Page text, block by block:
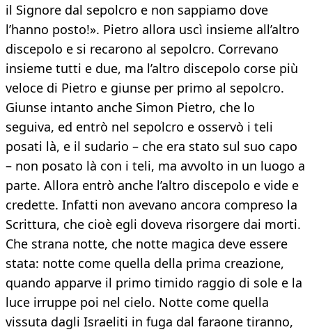
il Signore dal sepolcro e non sappiamo dove
l’hanno posto!». Pietro allora uscì insieme all’altro
discepolo e si recarono al sepolcro. Correvano
insieme tutti e due, ma l’altro discepolo corse più
veloce di Pietro e giunse per primo al sepolcro.
Giunse intanto anche Simon Pietro, che lo
seguiva, ed entrò nel sepolcro e osservò i teli
posati là, e il sudario – che era stato sul suo capo
– non posato là con i teli, ma avvolto in un luogo a
parte. Allora entrò anche l’altro discepolo e vide e
credette. Infatti non avevano ancora compreso la
Scrittura, che cioè egli doveva risorgere dai morti.
Che strana notte, che notte magica deve essere
stata: notte come quella della prima creazione,
quando apparve il primo timido raggio di sole e la
luce irruppe poi nel cielo. Notte come quella
vissuta dagli Israeliti in fuga dal faraone tiranno,